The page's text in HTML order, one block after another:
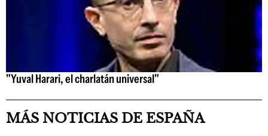
"Yuval Harari, el charlatán universal"
MÁS NOTICIAS DE ESPAÑA